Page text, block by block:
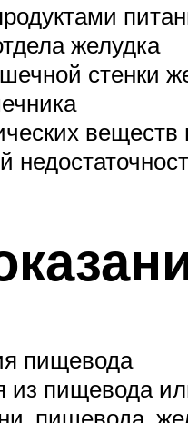
желудка
стенки
пищевода
из пищевода